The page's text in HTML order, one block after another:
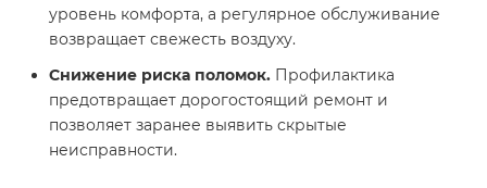
уровень комфорта, а регулярное обслуживание
возвращает свежесть воздуху.
Снижение риска поломок. Профилактика
предотвращает дорогостоящий ремонт и
позволяет заранее выявить скрытые
неисправности.